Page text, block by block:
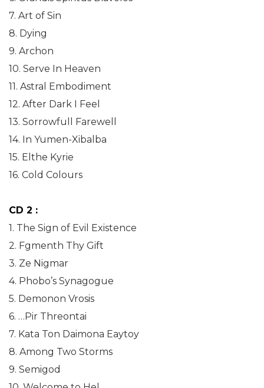
7. Art of Sin
8. Dying
9. Archon
10. Serve In Heaven
11. Astral Embodiment
12. After Dark I Feel
13. Sorrowfull Farewell
14. In Yumen-Xibalba
15. Elthe Kyrie
16. Cold Colours
CD 2 :
1. The Sign of Evil Existence
2. Fgmenth Thy Gift
3. Ze Nigmar
4. Phobo’s Synagogue
5. Demonon Vrosis
6. …Pir Threontai
7. Kata Ton Daimona Eaytoy
8. Among Two Storms
9. Semigod